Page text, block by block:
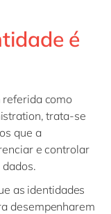
é
como
trata-se
que a
e controlar
as identidades
desempenharem